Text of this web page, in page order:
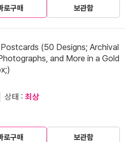
로구매 보관함
(50 Designs; Archival
and More in a Gold
상태 : 최상
로구매 보관함